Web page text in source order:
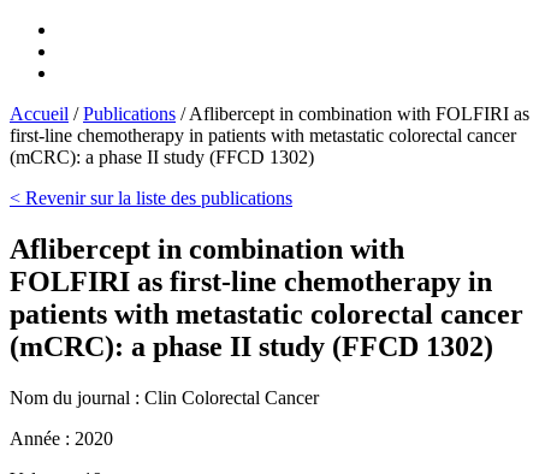
Accueil /Publications /Aflibercept in combination with FOLFIRI as
first-line chemotherapy in patients with metastatic colorectal cancer
(mCRC): a phase II study (FFCD 1302)
< Revenir sur la liste des publications
Aflibercept in combination with
FOLFIRI as first-line chemotherapy in
patients with metastatic colorectal cancer
(mCRC): a phase II study (FFCD 1302)
Nom du journal : Clin Colorectal Cancer
Année : 2020